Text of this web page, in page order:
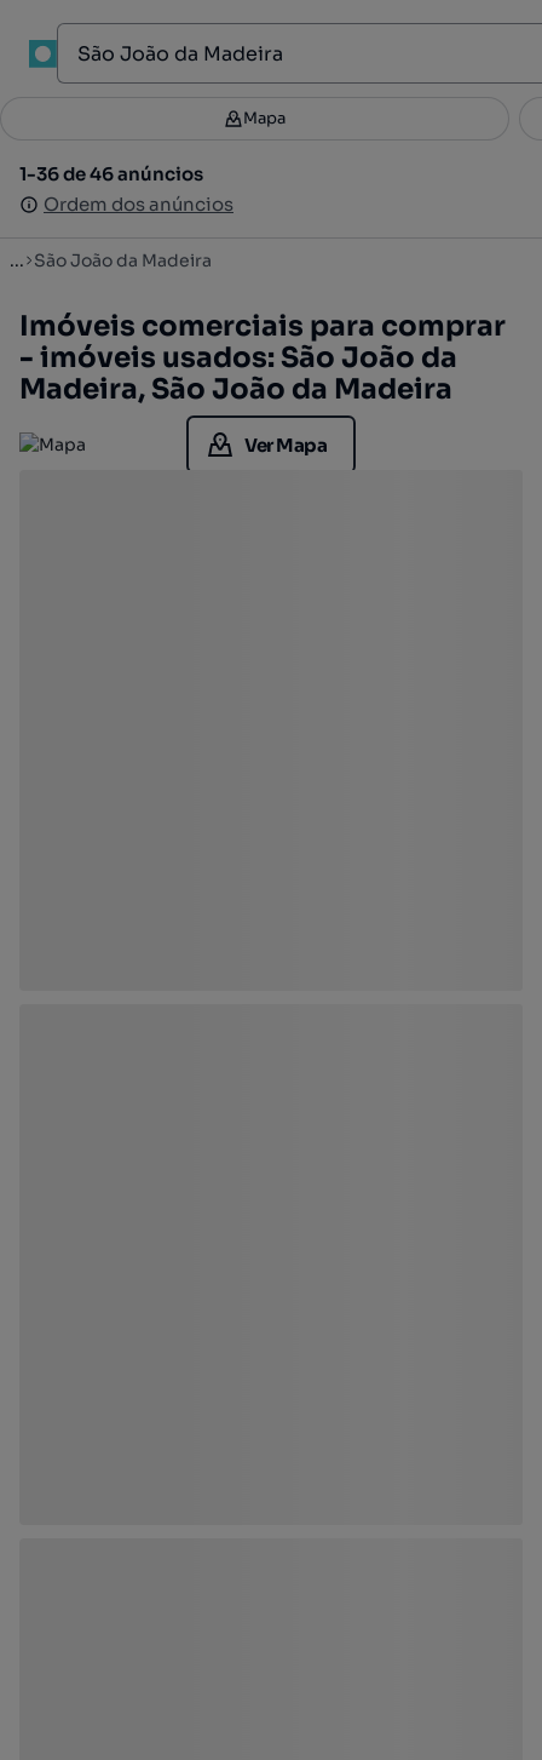
Filtros 3
1-36 de 46 anúncios
Ordem dos anúncios
Mapa
1-36 de 46 anúncios
Ordem dos anúncios
... São João da Madeira
Imóveis comerciais para comprar
- imóveis usados: São João da
Madeira, São João da Madeira
Ver Mapa